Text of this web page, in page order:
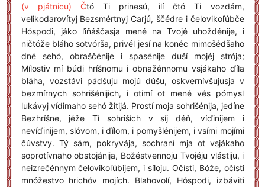
(v pjátnicu) Čtó Ti prinesú, ilí čtó Ti vozdám,
velikodarovítyj Bezsmértnyj Carjú, ščédre i čelovikoľúbče
Hóspodi, jáko ľiňáščasja mené na Tvojé uhoždénije, i
ničtóže bláho sotvórša, privél jesí na konéc mimošédšaho
dné sehó, obraščénije i spasénije duší mojéj strója;
Mílostiv mí búdi hríšnomu i obnažénnomu vsjákaho ďíla
bláha, vozstávi pádšuju mojú dúšu, oskvernívšujusja v
bezmírnych sohrišénijich, i otimí ot mené vés pómysl
lukávyj vídimaho sehó žitijá. Prostí moja sohrišénija, jedíne
Bezhríšne, jéže Tí sohriších v síj déň, víďinijem i
nevíďinijem, slóvom, i ďílom, i pomyšlénijem, i vsími mojími
čúvstvy. Tý sám, pokryvája, sochraní mja ot vsjákaho
soprotívnaho obstojánija, Božéstvennoju Tvojéju vlástiju, i
neizrečénnym čelovikoľúbijem, i síloju. Očísti, Bóže, očísti
mnóžestvo hrichóv mojích. Blahovolí, Hóspodi, izbáviti